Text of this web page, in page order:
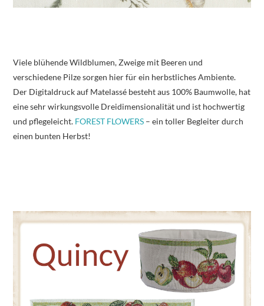
Viele blühende Wildblumen, Zweige mit Beeren und
verschiedene Pilze sorgen hier für ein herbstliches Ambiente.
Der Digitaldruck auf Matelassé besteht aus 100% Baumwolle, hat
eine sehr wirkungsvolle Dreidimensionalität und ist hochwertig
und pflegeleicht. FOREST FLOWERS – ein toller Begleiter durch
einen bunten Herbst!